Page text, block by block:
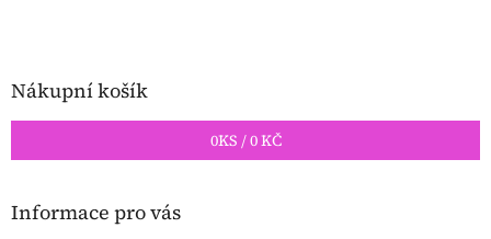
Nákupní košík
0KS /0 KČ
Informace pro vás